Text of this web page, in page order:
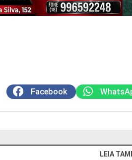
Facebook
LEIA